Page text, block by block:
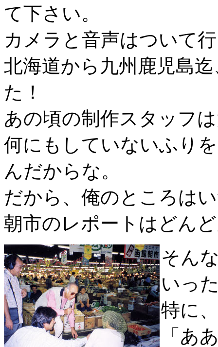
て下さい。
カメラと音声はついて
北海道から九州鹿児島
た！
あの頃の制作スタッフ
何にもしていないふり
んだからな。
だから、俺のところは
朝市のレポートはどん
そん
いっ
特に
「あ